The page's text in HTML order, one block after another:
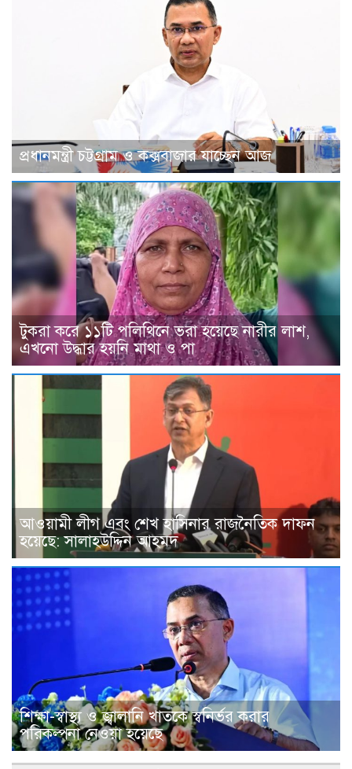
প্রধানমন্ত্রী চট্টগ্রাম ও কক্সবাজার যাচ্ছেন আজ
টুকরা করে ১১টি পলিথিনে ভরা হয়েছে নারীর লাশ,
এখনো উদ্ধার হয়নি মাথা ও পা
আওয়ামী লীগ এবং শেখ হাসিনার রাজনৈতিক দাফন
হয়েছে: সালাহউদ্দিন আহমদ
শিক্ষা-স্বাস্থ্য ও জ্বালানি খাতকে স্বনির্ভর করার
পরিকল্পনা নেওয়া হয়েছে